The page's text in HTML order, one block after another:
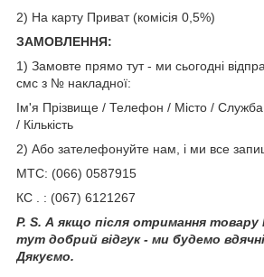
2) На карту Приват (комісія 0,5%)
ЗАМОВЛЕННЯ:
1) Замовте прямо тут - ми сьогодні
смс з № накладної:
Ім'я Прізвище / Телефон / Місто / Служба
/ Кількість
2) Або зателефонуйте нам, і ми все
МТС: (066) 0587915
КС . : (067) 6121267
P. S. А якщо після отримання
тут добрий відгук - ми будемо
Дякуємо.